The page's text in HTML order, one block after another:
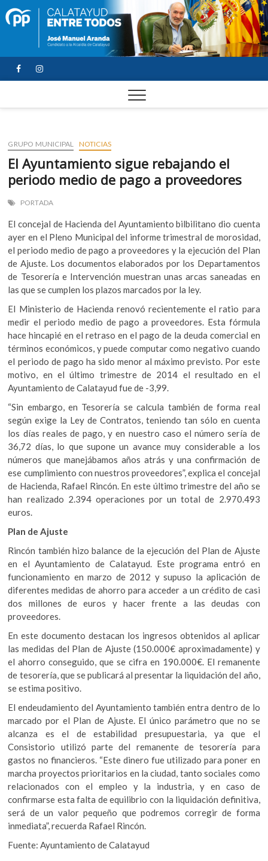
FACEBOOK
YOUTUBE
INSTAGRAM
GRUPO MUNICIPAL NOTICIAS
El Ayuntamiento sigue rebajando el
periodo medio de pago a proveedores
PORTADA
El concejal de Hacienda del Ayuntamiento bilbilitano dio cuenta
ayer en el Pleno Municipal del informe trimestral de morosidad,
el periodo medio de pago a proveedores y la ejecución del Plan
de Ajuste. Los documentos elaborados por los Departamentos
de Tesorería e Intervención muestran unas arcas saneadas en
las que se cumplen los plazos marcados por la ley.
El Ministerio de Hacienda renovó recientemente el ratio para
medir el periodo medio de pago a proveedores. Esta fórmula
hace hincapié en el retraso en el pago de la deuda comercial en
términos económicos, y puede computar como negativo cuando
el periodo de pago ha sido menor al máximo previsto. Por este
motivo, en el último trimestre de 2014 el resultado en el
Ayuntamiento de Calatayud fue de -3,99.
“Sin embargo, en Tesorería se calcula también de forma real
según exige la Ley de Contratos, teniendo tan sólo en cuenta
los días reales de pago, y en nuestro caso el número sería de
36,72 días, lo que supone un avance muy considerable a los
números que manejábamos años atrás y una confirmación de
ese cumplimiento con nuestros proveedores”, explica el concejal
de Hacienda, Rafael Rincón. En este último trimestre del año se
han realizado 2.394 operaciones por un total de 2.970.493
euros.
Plan de Ajuste
Rincón también hizo balance de la ejecución del Plan de Ajuste
en el Ayuntamiento de Calatayud. Este programa entró en
funcionamiento en marzo de 2012 y supuso la aplicación de
diferentes medidas de ahorro para acceder a un crédito de casi
dos millones de euros y hacer frente a las deudas con
proveedores.
En este documento destacan los ingresos obtenidos al aplicar
las medidas del Plan de Ajuste (150.000€ aproximadamente) y
el ahorro conseguido, que se cifra en 190.000€. El remanente
de tesorería, que se publicará al presentar la liquidación del año,
se estima positivo.
El endeudamiento del Ayuntamiento también entra dentro de lo
marcado por el Plan de Ajuste. El único parámetro que no se
alcanza es el de estabilidad presupuestaria, ya que el
Consistorio utilizó parte del remanente de tesorería para
gastos no financieros. “Este dinero fue utilizado para poner en
marcha proyectos prioritarios en la ciudad, tanto sociales como
relacionados con el empleo y la industria, y en caso de
confirmarse esta falta de equilibrio con la liquidación definitiva,
será de un valor pequeño que podremos corregir de forma
inmediata”, recuerda Rafael Rincón.
Fuente: Ayuntamiento de Calatayud